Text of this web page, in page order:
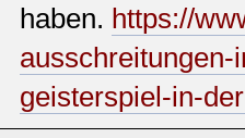
haben. https://
geisterspiel-in-